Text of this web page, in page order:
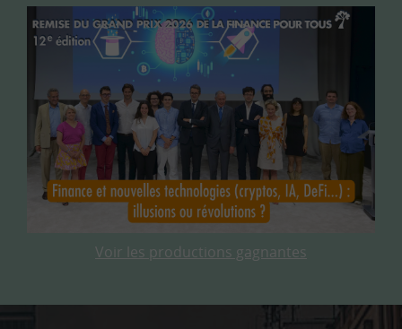
Voir les productions gagnantes